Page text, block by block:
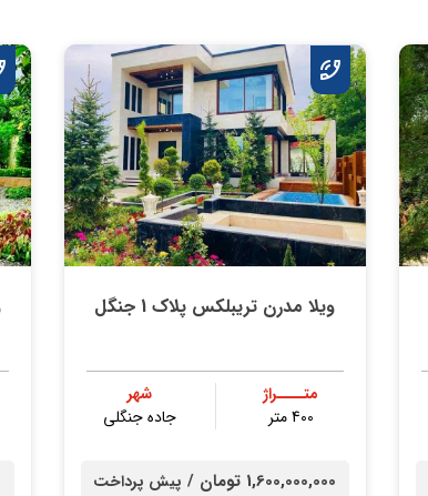
ویلا مدرن تریبلکس پلاک 1 جنگل
متــــراژ
400 متر
شهر
جاده جنگلی
1,600,000,000 تومان / پیش پرداخت